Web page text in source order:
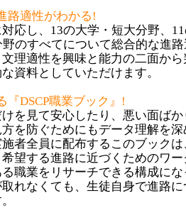
路適性がわかる!
応し、13の大学・短大分野、
のすべてについて総合的な進
理適性を興味と能力の二面か
資料としていただけます。
DSCP職業ブック』!
を見て安心したり、悪い面ばか
を防ぐためにもデータ理解を
者全員に配布するこのブック
望する進路に近づくためのワ
職業をリサーチできる構成に
れなくても、生徒自身で進路